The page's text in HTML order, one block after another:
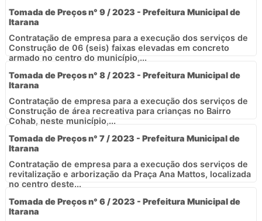
Tomada de Preços n° 9 / 2023 - Prefeitura Municipal de
Itarana
Contratação de empresa para a execução dos serviços de
Construção de 06 (seis) faixas elevadas em concreto
armado no centro do município,...
Tomada de Preços n° 8 / 2023 - Prefeitura Municipal de
Itarana
Contratação de empresa para a execução dos serviços de
Construção de área recreativa para crianças no Bairro
Cohab, neste município,...
Tomada de Preços n° 7 / 2023 - Prefeitura Municipal de
Itarana
Contratação de empresa para a execução dos serviços de
revitalização e arborização da Praça Ana Mattos, localizada
no centro deste...
Tomada de Preços n° 6 / 2023 - Prefeitura Municipal de
Itarana